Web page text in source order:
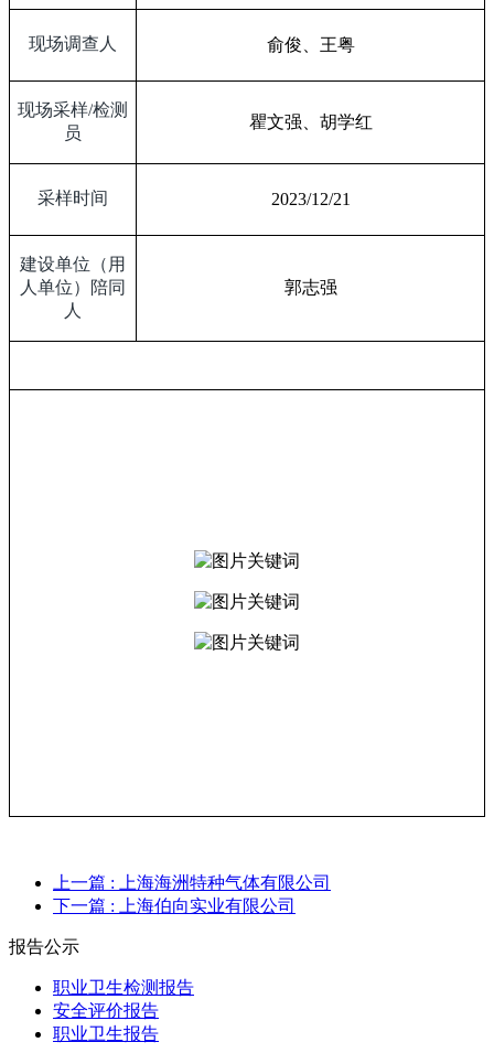
现场调查人 俞俊、王粤
现场采样/检测
员
瞿文强、胡学红
采样时间 2023/12/21
建设单位（用
人单位）陪同
人
郭志强
上一篇 : 上海海洲特种气体有限公司
下一篇 : 上海伯向实业有限公司
报告公示
职业卫生检测报告
安全评价报告
职业卫生报告